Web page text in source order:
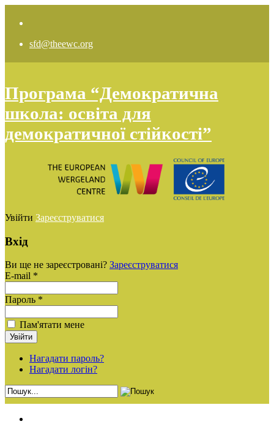
sfd@theewc.org
Програма “Демократична
школа: освіта для
демократичної стійкості”
Увійти Зареєструватися
Вхід
Ви ще не зареєстровані? Зареєструватися
E-mail *
Пароль *
Пам'ятати мене
Нагадати пароль?
Нагадати логін?